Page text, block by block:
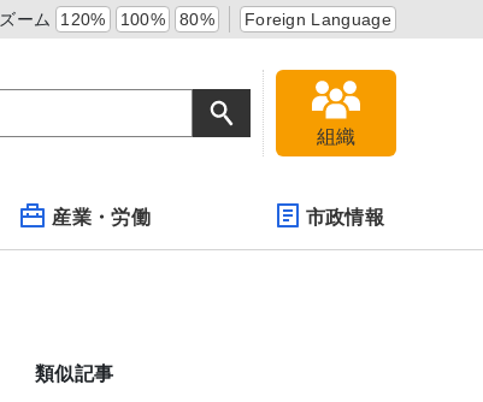
ズーム 120% 100% 80% Foreign Language
組織
産業・労働 市政情報
類似記事